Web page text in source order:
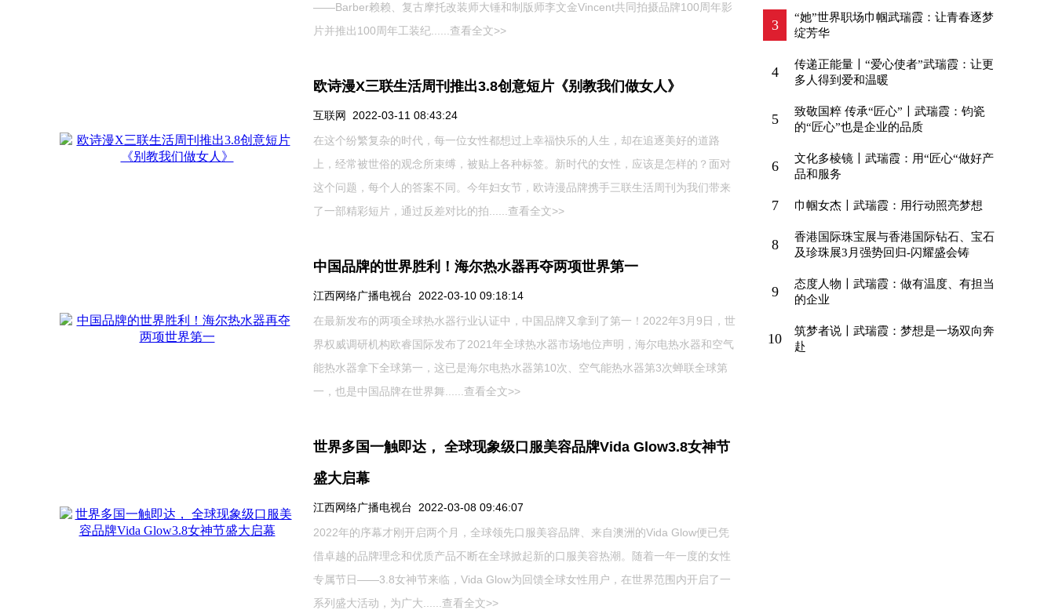
——Barber赖赖、复古摩托改装师大锤和制版师李文金Vincent共同拍摄品牌100周年影
片并推出100周年工装纪...... 查看全文>>
欧诗漫X三联生活周刊推出3.8创意短片《别教我们做女人》
互联网 2022-03-11 08:43:24
在这个纷繁复杂的时代，每一位女性都想过上幸福快乐的人生，却在追逐美好的道路
上，经常被世俗的观念所束缚，被贴上各种标签。新时代的女性，应该是怎样的？面对
这个问题，每个人的答案不同。今年妇女节，欧诗漫品牌携手三联生活周刊为我们带来
了一部精彩短片，通过反差对比的拍...... 查看全文>>
中国品牌的世界胜利！海尔热水器再夺两项世界第一
江西网络广播电视台 2022-03-10 09:18:14
在最新发布的两项全球热水器行业认证中，中国品牌又拿到了第一！2022年3月9日，世
界权威调研机构欧睿国际发布了2021年全球热水器市场地位声明，海尔电热水器和空气
能热水器拿下全球第一，这已是海尔电热水器第10次、空气能热水器第3次蝉联全球第
一，也是中国品牌在世界舞...... 查看全文>>
世界多国一触即达， 全球现象级口服美容品牌Vida Glow3.8女神节
盛大启幕
江西网络广播电视台 2022-03-08 09:46:07
2022年的序幕才刚开启两个月，全球领先口服美容品牌、来自澳洲的Vida Glow便已凭
借卓越的品牌理念和优质产品不断在全球掀起新的口服美容热潮。随着一年一度的女性
专属节日——3.8女神节来临，Vida Glow为回馈全球女性用户，在世界范围内开启了一
系列盛大活动，为广大...... 查看全文>>
3
“她”世界职场巾帼武瑞霞：让青春逐梦
绽芳华
4
传递正能量〡“爱心使者”武瑞霞：让更
多人得到爱和温暖
5
致敬国粹 传承“匠心”〡武瑞霞：钧瓷
的“匠心”也是企业的品质
6
文化多棱镜〡武瑞霞：用“匠心“做好产
品和服务
7 巾帼女杰〡武瑞霞：用行动照亮梦想
8
香港国际珠宝展与香港国际钻石、宝石
及珍珠展3月强势回归-闪耀盛会铸
9
态度人物〡武瑞霞：做有温度、有担当
的企业
10
筑梦者说〡武瑞霞：梦想是一场双向奔
赴